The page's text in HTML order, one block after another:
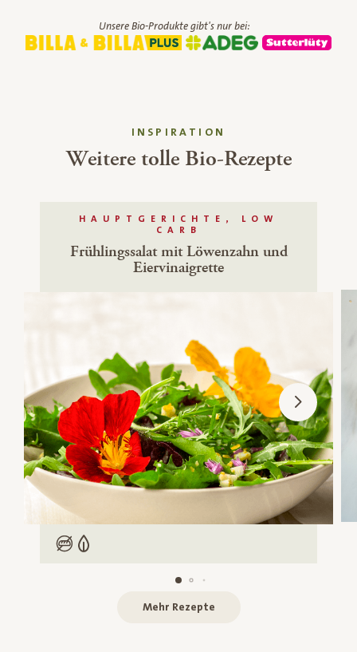
Unsere Bio-Produkte gibt's nur bei:
INSPIRATION
Weitere tolle Bio-Rezepte
HAUPTGERICHTE, LOW
CARB
Frühlingssalat mit Löwenzahn und
Eiervinaigrette
Low Carb
Vegetarisch
Mehr Rezepte